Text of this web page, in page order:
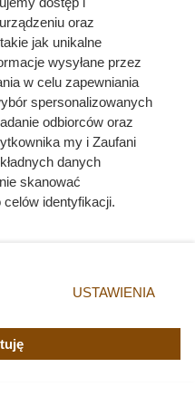
jest częsta. Kot może
Zobacz, ile trwa okres
objawy!
oraz
jak unikalne
wysyłane przez
w celu zapewniania
spersonalizowanych
odbiorców oraz
my i Zaufani
danych
skanować
identyfikacji.
ustawień prywatności
rogu strony. Niektóre
się takiemu
miały zastosowania tylko
USTAWIENIA